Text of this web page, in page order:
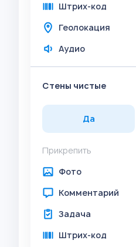
Штрих-код
Геолокация
Аудио
Стены чистые
Да
Прикрепить
Фото
Комментарий
Задача
Штрих-код